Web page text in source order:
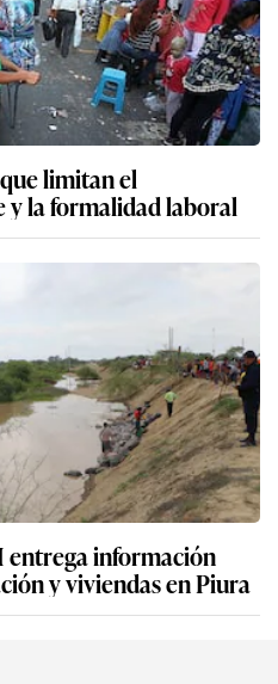
limitan el
y la formalidad laboral
entrega información
y viviendas en Piura